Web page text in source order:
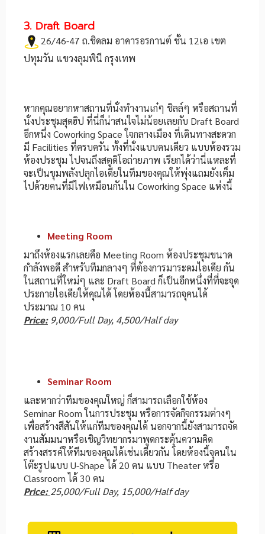
3. Draft Board
26/46-47 ถ.ชิดลม อาคารอรกานต์ ชั้น 12เอ เขต
ปทุมวัน แขวงลุมพินี กรุงเทพ
หากคุณอยากหาสถานที่นั่งทำงานเก๋ๆ ชิลล์ๆ หรือสถานที่
นั่งประชุมสุดฮิป ที่นี่ก็น่าสนใจไม่น้อยเลยกับ Draft Board
อีกหนึ่ง Coworking Space ใจกลางเมือง ที่เดินทางสะดวก
มี Facilities ที่ครบครัน ทั้งที่นั่งแบบคนเดียว แบบห้องรวม
ห้องประชุม ไปจนถึงสตูดิโอถ่ายภาพ เรียกได้ว่านี่แหละที่
จะเป็นขุมพลังปลุกไอเดียในทีมของคุณให้พุ่งแถมยังเต็ม
ไปด้วยคนที่มีไฟเหมือนกันใน Coworking Space แห่งนี้
Meeting Room
มาถึงห้องแรกเลยคือ Meeting Room ห้องประชุมขนาด
กำลังพอดี สำหรับทีมกลางๆ ที่ต้องการมาระดมไอเดีย กัน
ในสถานที่ใหม่ๆ และ Draft Board ก็เป็นอีกหนึ่งที่ที่จะจุด
ประกายไอเดียให้คุณได้ โดยห้องนี้สามารถจุคนได้
ประมาณ 10 คน
Price:9,000/Full Day, 4,500/Half day
Seminar Room
และหากว่าทีมของคุณใหญ่ ก็สามารถเลือกใช้ห้อง
Seminar Room ในการประชุม หรือการจัดกิจกรรมต่างๆ
เพื่อสร้างสีสันให้แก่ทีมของคุณได้ นอกจากนี้ยังสามารถจัด
งานสัมมนาหรือเชิญวิทยากรมาพูดกระตุ้นความคิด
สร้างสรรค์ให้ทีมของคุณได้เช่นเดียวกัน โดยห้องนี้จุคนใน
โต๊ะรูปแบบ U-Shape ได้ 20 คน แบบ Theater หรือ
Classroom ได้ 30 คน
Price:25,000/Full Day, 15,000/Half day